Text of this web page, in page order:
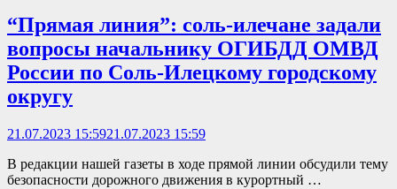
“Прямая линия”: соль-илечане задали
вопросы начальнику ОГИБДД ОМВД
России по Соль-Илецкому городскому
округу
21.07.2023 15:5921.07.2023 15:59
В редакции нашей газеты в ходе прямой линии обсудили тему
безопасности дорожного движения в курортный …